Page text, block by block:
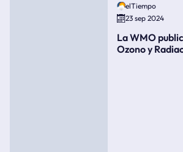
elTiempo
23 sep 2024
La WMO
Ozono y